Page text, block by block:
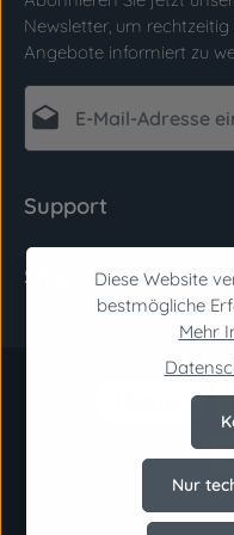
Newsletter, um
Angebote informiert zu
E-Mail-Adresse*
Ich habe die
Kenntnis
bin mit ihnen
Die mit einem Stern (*)
Pflichtfelder.
Support
Shop Service
Diese Website
bestmögliche
Mehr
Nur